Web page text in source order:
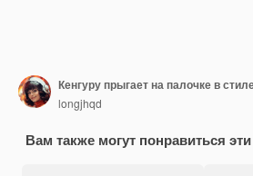
Кенгуру прыгает на палочке в
longjhqd
Вам также могут понравиться